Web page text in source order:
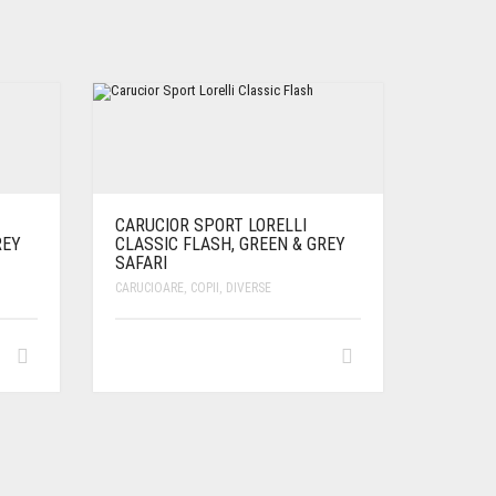
CARUCIOR SPORT LORELLI
CLASSIC FLASH, GREEN & GREY
SAFARI
CARUCIOARE, COPII , DIVERSE